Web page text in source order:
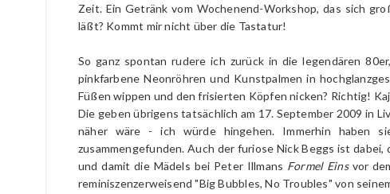
Zeit. Ein Getränk vom Wochenend-Workshop, das sich
läßt? Kommt mir nicht über die Tastatur!
So ganz spontan rudere ich zurück in die legendären
pinkfarbene Neonröhren und Kunstpalmen in
Füßen wippen und den frisierten Köpfen nicken? Richtig!
Die geben übrigens tatsächlich am 17. September 2009 in
näher wäre - ich würde hingehen. Immerhin haben
zusammengefunden. Auch der furiose Nick Beggs ist
und damit die Mädels bei Peter Illmans Formel Eins vor
reminiszenzerweisend "Big Bubbles, No Troubles" von